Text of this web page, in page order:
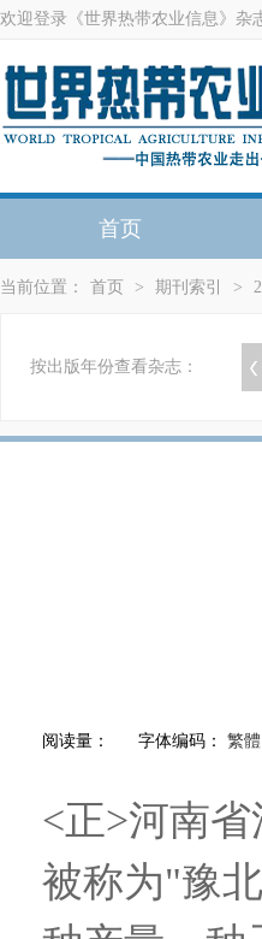
欢迎登录《世界热带农业信息》杂
首页
当前位置： 首页 > 期刊索引 >
按出版年份查看杂志：
阅读量： 字体编码： 繁體
<正>河南
被称为"豫